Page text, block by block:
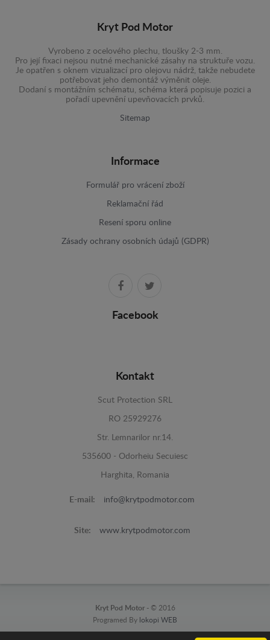
Kryt Pod Motor
Vyrobeno z ocelového plechu, tloušky 2-3 mm.
Pro její fixaci nejsou nutné mechanické zásahy na struktuře vozu.
Je opatřen s oknem vizualizací pro olejovu nádrž, takže nebudete
potřebovat jeho demontáž výměnit oleje.
Dodaní s montážním schématu, schéma která popisuje pozici a
pořadí upevnění upevňovacích prvků.
Sitemap
Informace
Formulář pro vrácení zboží
Reklamační řád
Resení sporu online
Zásady ochrany osobních údajů (GDPR)
Facebook
Kontakt
Scut Protection SRL
RO 25929276
Str. Lemnarilor nr.14.
535600 - Odorheiu Secuiesc
Harghita, Romania
E-mail: info@krytpodmotor.com
Site: www.krytpodmotor.com
Kryt Pod Motor - © 2016
Programed By lokopi WEB